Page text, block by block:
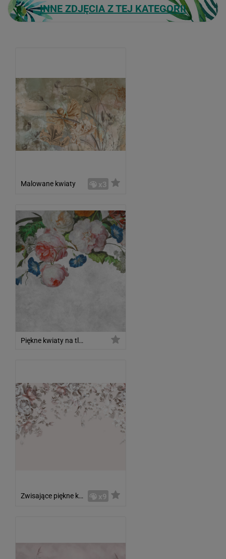
INNE ZDJĘCIA Z TEJ KATEGORII
Malowane kwiaty x3
Piękne kwiaty na tle ściany
Zwisające piękne kwiaty x9